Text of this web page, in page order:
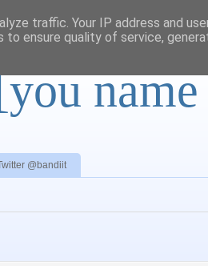
@bandiit
traffic. Your IP address and
ensure quality of service,